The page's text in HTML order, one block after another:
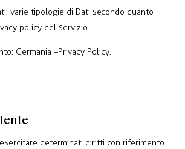
varie tipologie di Dati secondo quanto
policy del servizio.
Germania –Privacy Policy.
determinati diritti con riferimento